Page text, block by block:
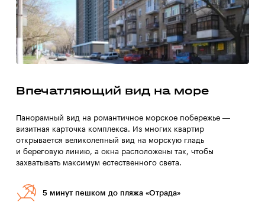
Впечатляющий вид на море
Панорамный вид на романтичное морское побережье —
визитная карточка комплекса. Из многих квартир
открывается великолепный вид на морскую гладь
и береговую линию, а окна расположены так, чтобы
захватывать максимум естественного света.
5 минут пешком до пляжа «Отрада»